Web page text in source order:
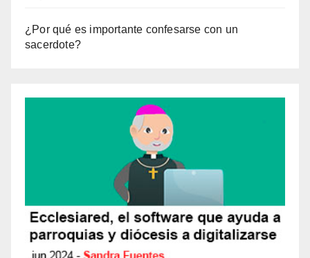
¿Por qué es importante confesarse con un
sacerdote?